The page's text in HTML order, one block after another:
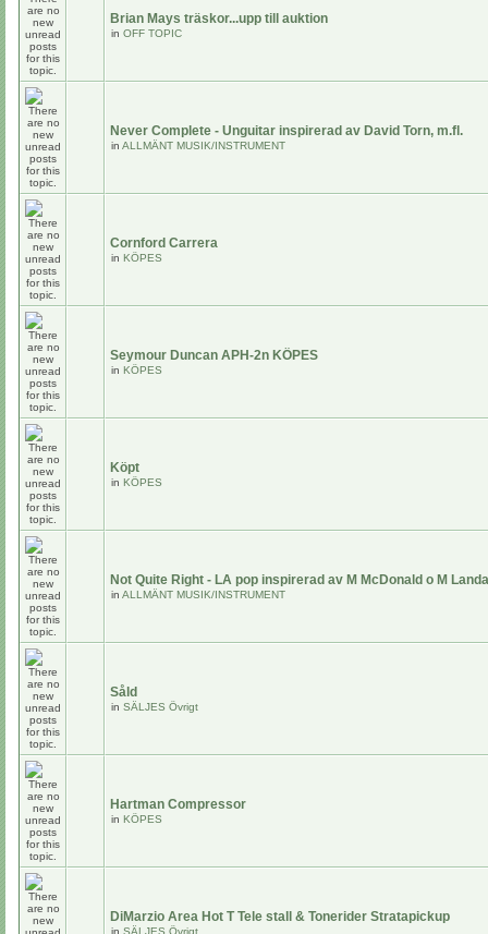
Brian Mays träskor...upp till auktion
in OFF TOPIC
Never Complete - Unguitar inspirerad av David Torn, m.fl.
in ALLMÄNT MUSIK/INSTRUMENT
Cornford Carrera
in KÖPES
Seymour Duncan APH-2n KÖPES
in KÖPES
Köpt
in KÖPES
Not Quite Right - LA pop inspirerad av M McDonald o M
in ALLMÄNT MUSIK/INSTRUMENT
Såld
in SÄLJES Övrigt
Hartman Compressor
in KÖPES
DiMarzio Area Hot T Tele stall & Tonerider Stratapickup
in SÄLJES Övrigt